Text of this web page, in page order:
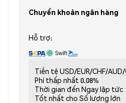
Chuyển khoản ngân hàng
Hỗ trợ:
Tiền tệ USD/EUR/CHF/
Phí thấp nhất 0.08%
Thời gian đến Ngay lập tức
Tốt nhất cho Số lượng lớn